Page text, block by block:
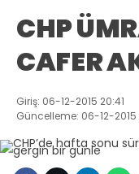
CHP
CAFER
Giriş: 06-12-2015 20:41
Güncelleme: 06-12-2015